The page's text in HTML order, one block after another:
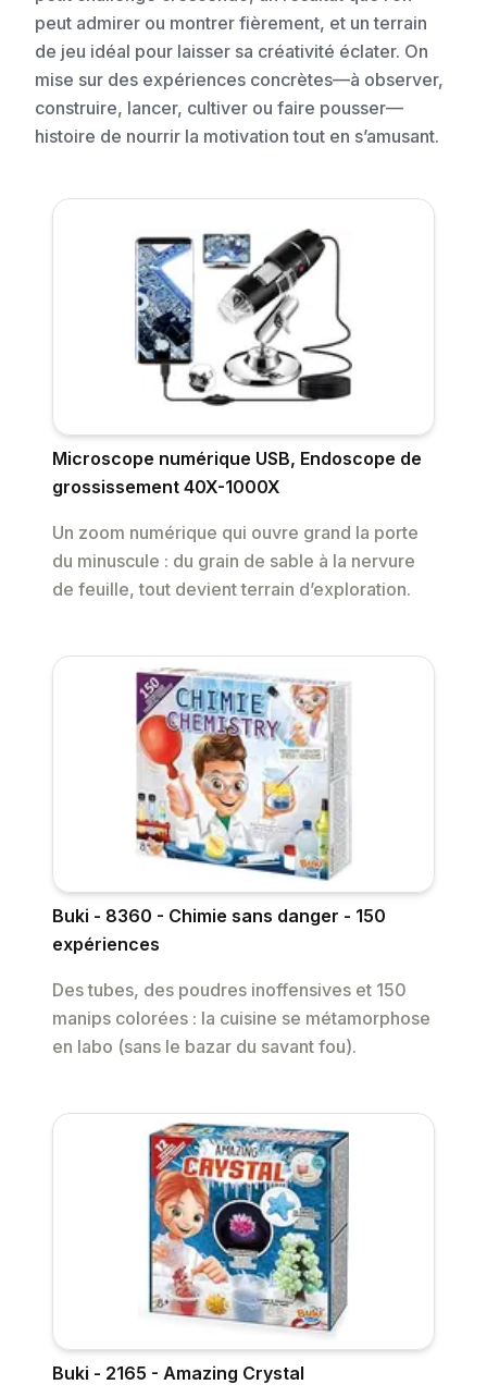
peut admirer ou montrer fièrement, et un terrain
de jeu idéal pour laisser sa créativité éclater. On
mise sur des expériences concrètes—à observer,
construire, lancer, cultiver ou faire pousser—
histoire de nourrir la motivation tout en s’amusant.
Microscope numérique USB, Endoscope de
grossissement 40X-1000X
Un zoom numérique qui ouvre grand la porte
du minuscule : du grain de sable à la nervure
de feuille, tout devient terrain d’exploration.
Buki - 8360 - Chimie sans danger - 150
expériences
Des tubes, des poudres inoffensives et 150
manips colorées : la cuisine se métamorphose
en labo (sans le bazar du savant fou).
Buki - 2165 - Amazing Crystal